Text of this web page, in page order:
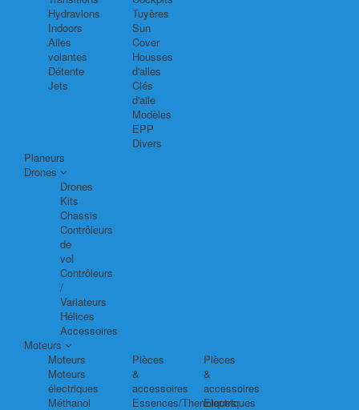
Hydravions
Indoors
Ailes
volantes
Détente
Jets
Tuyères
Sun
Cover
Housses
d'ailes
Clés
d'aile
Modèles
EPP
Divers
Planeurs
Drones
Drones
Kits
Chassis
Contrôleurs
de
vol
Contrôleurs
/
Variateurs
Hélices
Accessoires
Moteurs
Moteurs
Moteurs
électriques
Méthanol
Pièces
&
accessoires
Essences/Thermiques
Pièces
&
accessoires
Electriques